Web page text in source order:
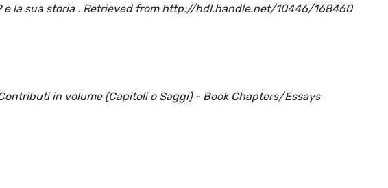
e la sua storia . Retrieved from http://hdl.handle.net/10446/168460
in volume (Capitoli o Saggi) - Book Chapters/Essays